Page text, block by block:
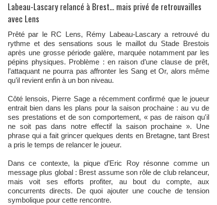
Labeau-Lascary relancé à Brest… mais privé de retrouvailles
avec Lens
Prêté par le RC Lens, Rémy Labeau-Lascary a retrouvé du
rythme et des sensations sous le maillot du Stade Brestois
après une grosse période galère, marquée notamment par les
pépins physiques. Problème : en raison d’une clause de prêt,
l’attaquant ne pourra pas affronter les Sang et Or, alors même
qu’il revient enfin à un bon niveau.
Côté lensois, Pierre Sage a récemment confirmé que le joueur
entrait bien dans les plans pour la saison prochaine : au vu de
ses prestations et de son comportement, « pas de raison qu'il
ne soit pas dans notre effectif la saison prochaine ». Une
phrase qui a fait grincer quelques dents en Bretagne, tant Brest
a pris le temps de relancer le joueur.
Dans ce contexte, la pique d’Eric Roy résonne comme un
message plus global : Brest assume son rôle de club relanceur,
mais voit ses efforts profiter, au bout du compte, aux
concurrents directs. De quoi ajouter une couche de tension
symbolique pour cette rencontre.